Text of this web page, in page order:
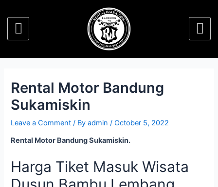
Rental Motor Bandung
Sukamiskin
Leave a Comment / Byadmin/October 5, 2022
Rental Motor Bandung Sukamiskin.
Harga Tiket Masuk Wisata